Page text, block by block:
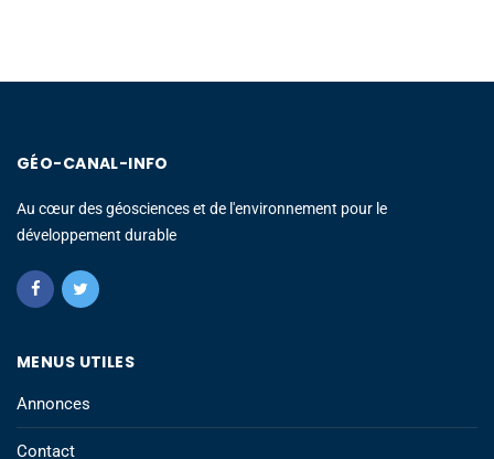
GÉO-CANAL-INFO
Au cœur des géosciences et de l'environnement pour le
développement durable
MENUS UTILES
Annonces
Contact